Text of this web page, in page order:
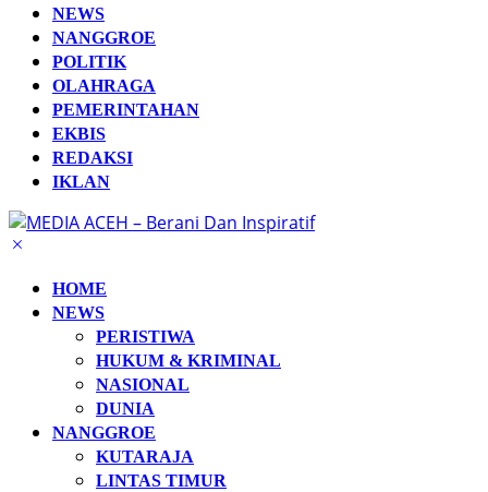
NEWS
NANGGROE
POLITIK
OLAHRAGA
PEMERINTAHAN
EKBIS
REDAKSI
IKLAN
HOME
NEWS
PERISTIWA
HUKUM & KRIMINAL
NASIONAL
DUNIA
NANGGROE
KUTARAJA
LINTAS TIMUR